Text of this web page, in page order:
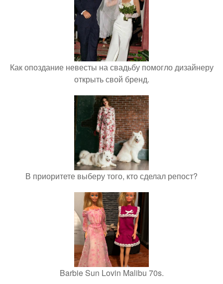
Как опоздание невесты на свадьбу помогло дизайнеру
открыть свой бренд.
В приоритете выберу того, кто сделал репост?
Barbie Sun Lovin Malibu 70s.